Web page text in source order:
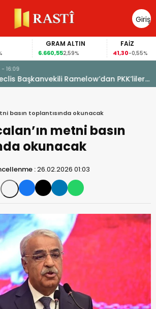
Giriş
Yap
GRAM ALTIN
6.660,552,59%
FAİZ
41,30-0,55%
16:09
Başkanvekili Ramelow’dan PKK’liler
basın toplantısında okunacak
metni basın
okunacak
:26.02.2026 01:03